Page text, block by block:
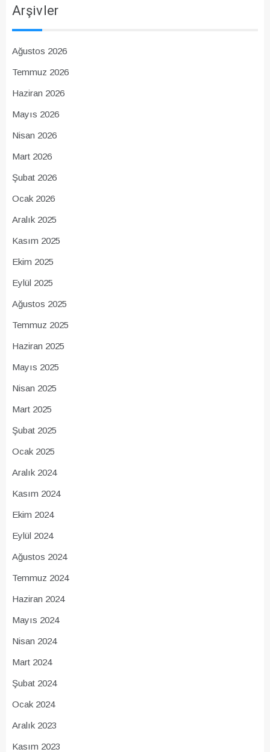
Arşivler
Ağustos 2026
Temmuz 2026
Haziran 2026
Mayıs 2026
Nisan 2026
Mart 2026
Şubat 2026
Ocak 2026
Aralık 2025
Kasım 2025
Ekim 2025
Eylül 2025
Ağustos 2025
Temmuz 2025
Haziran 2025
Mayıs 2025
Nisan 2025
Mart 2025
Şubat 2025
Ocak 2025
Aralık 2024
Kasım 2024
Ekim 2024
Eylül 2024
Ağustos 2024
Temmuz 2024
Haziran 2024
Mayıs 2024
Nisan 2024
Mart 2024
Şubat 2024
Ocak 2024
Aralık 2023
Kasım 2023